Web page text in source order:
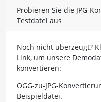
Probieren Sie die JPG-
Testdatei aus
Noch nicht überzeugt?
Link, um unsere
konvertieren:
OGG-zu-JPG-
Beispieldatei.